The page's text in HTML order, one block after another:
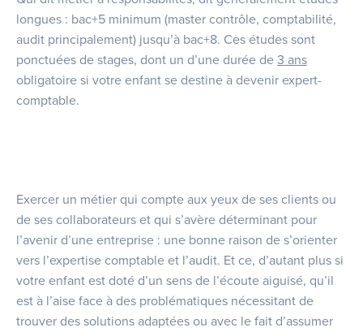
longues : bac+5 minimum (master contrôle, comptabilité,
audit principalement) jusqu’à bac+8. Ces études sont
ponctuées de stages, dont un d’une durée de 3 ans
obligatoire si votre enfant se destine à devenir expert-
comptable.
Exercer un métier qui compte aux yeux de ses clients ou
de ses collaborateurs et qui s’avère déterminant pour
l’avenir d’une entreprise : une bonne raison de s’orienter
vers l’expertise comptable et l’audit. Et ce, d’autant plus si
votre enfant est doté d’un sens de l’écoute aiguisé, qu’il
est à l’aise face à des problématiques nécessitant de
trouver des solutions adaptées ou avec le fait d’assumer